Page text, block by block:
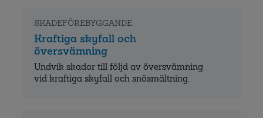
SKADEFÖREBYGGANDE
Kraftiga skyfall och
översvämning
Undvik skador till följd av översvämning
vid kraftiga skyfall och snösmältning.